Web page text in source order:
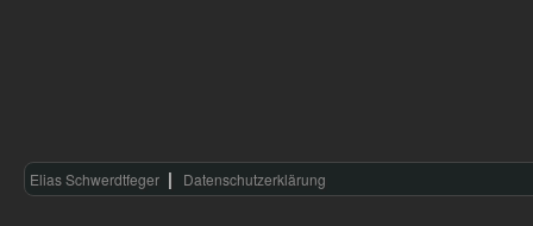
Elias Schwerdtfeger Datenschutzerklärung